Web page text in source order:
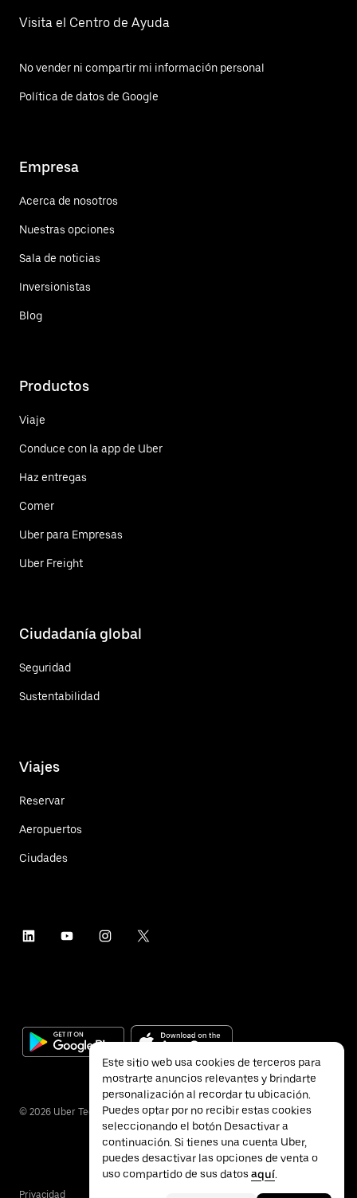
Visita el Centro de Ayuda
No vender ni compartir mi información personal
Política de datos de Google
Empresa
Acerca de nosotros
Nuestras opciones
Sala de noticias
Inversionistas
Blog
Productos
Viaje
Conduce con la app de Uber
Haz entregas
Comer
Uber para Empresas
Uber Freight
Ciudadanía global
Seguridad
Sustentabilidad
Viajes
Reservar
Aeropuertos
Ciudades
© 2026 Uber Technologies Inc.
Privacidad
Este sitio web usa cookies de terceros para
mostrarte anuncios relevantes y brindarte
personalización al recordar tu ubicación.
Puedes optar por no recibir estas cookies
seleccionando el botón Desactivar a
continuación. Si tienes una cuenta Uber,
puedes desactivar las opciones de venta o
uso compartido de sus datos aquí.